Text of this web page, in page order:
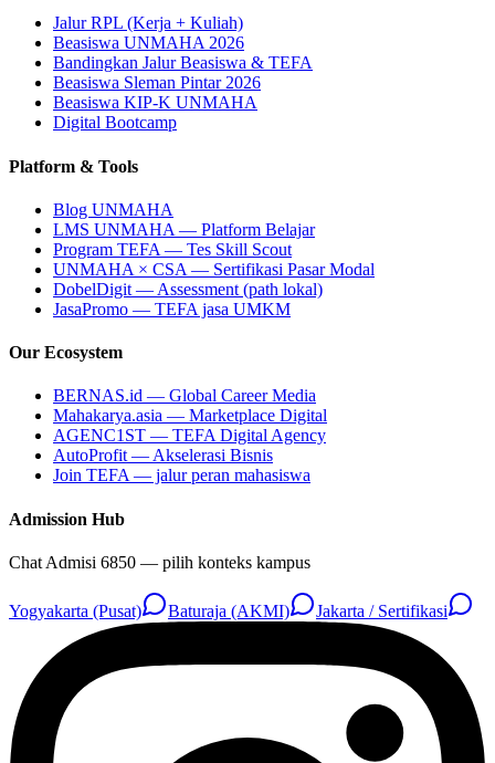
Jalur RPL (Kerja + Kuliah)
Beasiswa UNMAHA 2026
Bandingkan Jalur Beasiswa & TEFA
Beasiswa Sleman Pintar 2026
Beasiswa KIP-K UNMAHA
Digital Bootcamp
Platform & Tools
Blog UNMAHA
LMS UNMAHA — Platform Belajar
Program TEFA — Tes Skill Scout
UNMAHA × CSA — Sertifikasi Pasar Modal
DobelDigit — Assessment (path lokal)
JasaPromo — TEFA jasa UMKM
Our Ecosystem
BERNAS.id — Global Career Media
Mahakarya.asia — Marketplace Digital
AGENC1ST — TEFA Digital Agency
AutoProfit — Akselerasi Bisnis
Join TEFA — jalur peran mahasiswa
Admission Hub
Chat Admisi 6850 — pilih konteks kampus
Yogyakarta (Pusat) Baturaja (AKMI) Jakarta / Sertifikasi